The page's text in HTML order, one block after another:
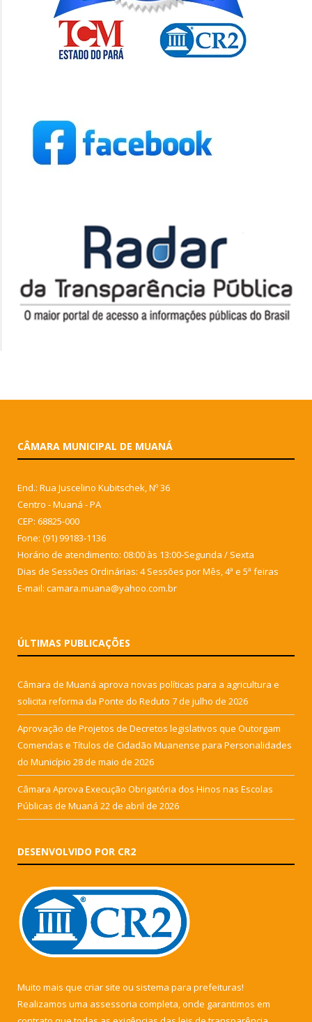
CÂMARA MUNICIPAL DE MUANÁ
End.: Rua Juscelino Kubitschek, Nº 36
Centro - Muaná - PA
CEP: 68825-000
Fone: (91) 99183-1136
Horário de atendimento: 08:00 às 13:00-Segunda / Sexta
Dias de Sessões Ordinárias: 4 Sessões por Mês, 4ª e 5ª feiras
E-mail: camara.muana@yahoo.com.br
ÚLTIMAS PUBLICAÇÕES
Câmara de Muaná aprova novas políticas para a agricultura e
solicita reforma da Ponte do Reduto 7 de julho de 2026
Aprovação de Projetos de Decretos legislativos que Outorgam
Comendas e Títulos de Cidadão Muanense para Personalidades
do Município 28 de maio de 2026
Câmara Aprova Execução Obrigatória dos Hinos nas Escolas
Públicas de Muaná 22 de abril de 2026
DESENVOLVIDO POR CR2
Muito mais que criar site ou sistema para prefeituras!
Realizamos uma assessoria completa, onde garantimos em